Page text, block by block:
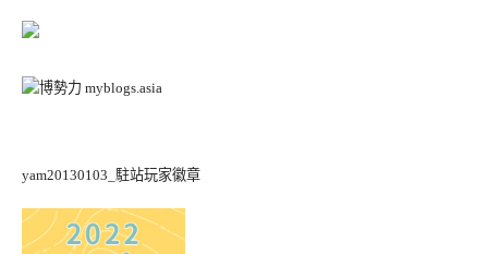
yam20130103_駐站玩家徽章